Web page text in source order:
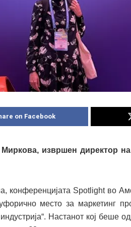
on Facebook
извршен директор на
конференцијата Spotlight во
место за маркетинг
Настанот кој беше